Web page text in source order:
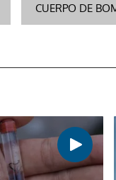
CUERPO DE